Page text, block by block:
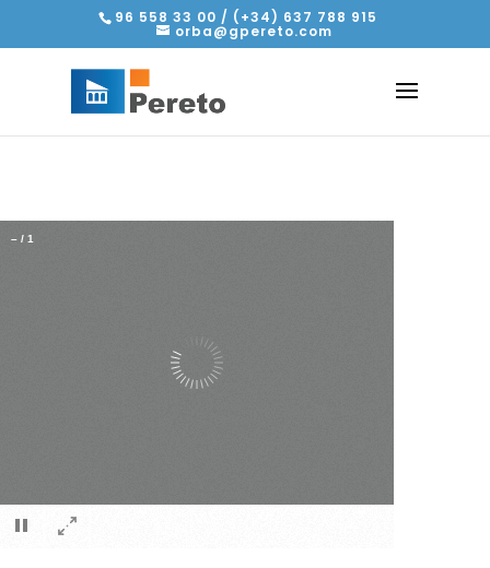
96 558 33 00 / (+34) 637 788 915
orba@gpereto.com
– / 1